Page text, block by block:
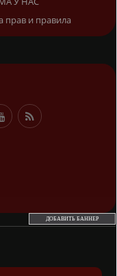
прав и правила
ДОБАВИТЬ БАННЕР